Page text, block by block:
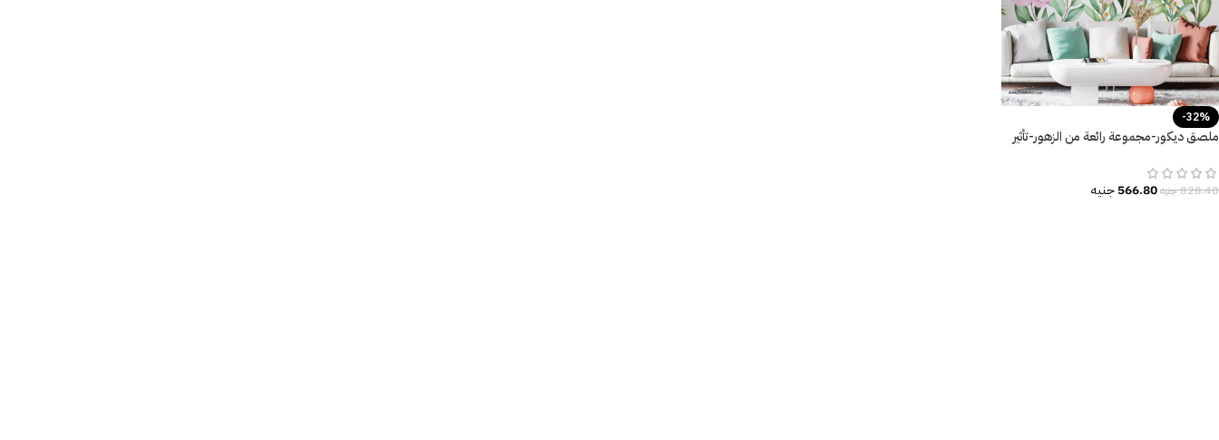
-32%
ملصق ديكور-مجموعة رائعة من الزهور-تأثير
828.40جنيه566.80جنيه